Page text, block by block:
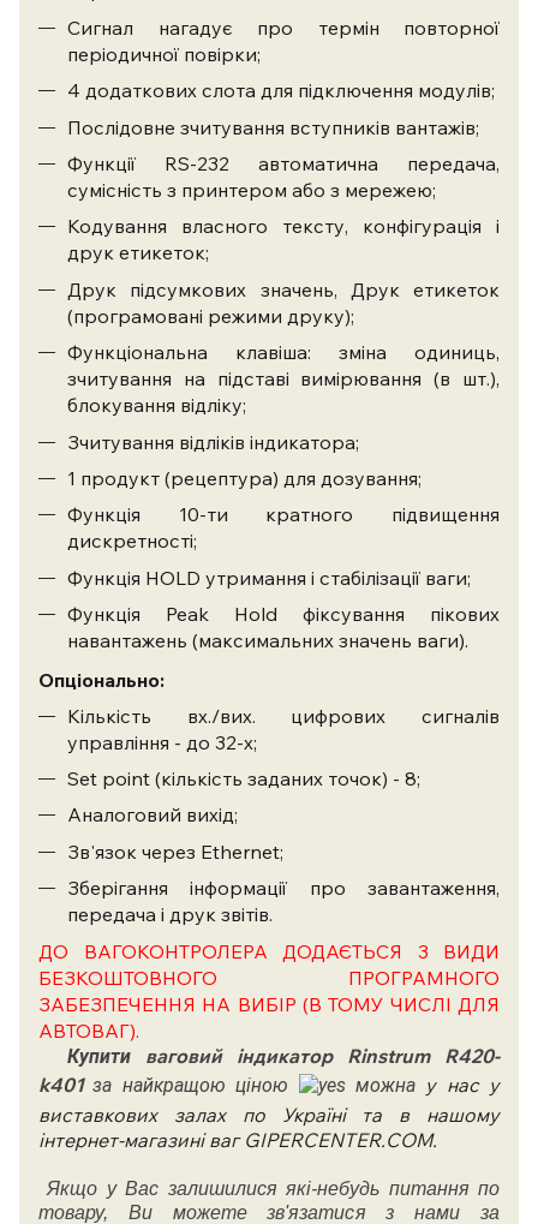
Сигнал нагадує про термін повторної
періодичної повірки;
4 додаткових слота для підключення модулів;
Послідовне зчитування вступників вантажів;
Функції RS-232 автоматична передача,
сумісність з принтером або з мережею;
Кодування власного тексту, конфігурація і
друк етикеток;
Друк підсумкових значень, Друк етикеток
(програмовані режими друку);
Функціональна клавіша: зміна одиниць,
зчитування на підставі вимірювання (в шт.),
блокування відліку;
Зчитування відліків індикатора;
1 продукт (рецептура) для дозування;
Функція 10-ти кратного підвищення
дискретності;
Функція HOLD утримання і стабілізації ваги;
Функція Peak Hold фіксування пікових
навантажень (максимальних значень ваги).
Опціонально:
Кількість вх./вих. цифрових сигналів
управління - до 32-х;
Set point (кількість заданих точок) - 8;
Аналоговий вихід;
Зв'язок через Ethernet;
Зберігання інформації про завантаження,
передача і друк звітів.
ДО ВАГОКОНТРОЛЕРА ДОДАЄТЬСЯ 3 ВИДИ
БЕЗКОШТОВНОГО ПРОГРАМНОГО
ЗАБЕЗПЕЧЕННЯ НА ВИБІР (В ТОМУ ЧИСЛІ ДЛЯ
АВТОВАГ).
Купити ваговий індикатор Rinstrum R420-
k401 за найкращою ціною можна у нас у
виставкових залах по Україні та в нашому
інтернет-магазині ваг GIPERCENTER.COM.
Якщо у Вас залишилися які-небудь питання по
товару, Ви можете зв'язатися з нами за